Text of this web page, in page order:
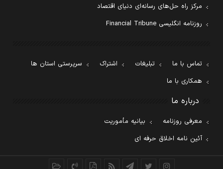
مرکز راه حل‌های رسانه‌ای دنیای اقتصاد
روزنامه انگلیسی Financial Tribune
تماس با ما تبلیغات اشتراک
سرپرستی استان ها
همکاری با ما
درباره ما
معرفی روزنامه
بیانیه مأموریت
آئین نامه اخلاق حرفه ای